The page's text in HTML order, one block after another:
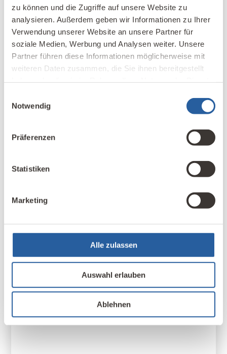
zu können und die Zugriffe auf unsere Website zu
analysieren. Außerdem geben wir Informationen zu Ihrer
Verwendung unserer Website an unsere Partner für
soziale Medien, Werbung und Analysen weiter. Unsere
Partner führen diese Informationen möglicherweise mit
weiteren Daten zusammen, die Sie ihnen bereitgestellt
Notwendig
Präferenzen
Statistiken
Marketing
Alle zulassen
Auswahl erlauben
Ablehnen
19. März 2019
Vergiss‘ g’rad den Mobilfunkmast,
wenn Du selbst ein Smartphone
eine Zeit, da waren Mobile Phones nicht smart,
Kommunikationsprothesen für mobile Telefonate
von unterwegs, und sie taten nur das, was man
Kommunikationsprothesenträger – also der
Benutzer, wenn er telefonierte oder eine SMS
ELEKTROSMOG & RADIOAKTIVITÄT &
LICHT